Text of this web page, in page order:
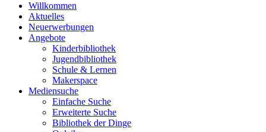
Willkommen
Aktuelles
Neuerwerbungen
Angebote
Kinderbibliothek
Jugendbibliothek
Schule & Lernen
Makerspace
Mediensuche
Einfache Suche
Erweiterte Suche
Bibliothek der Dinge